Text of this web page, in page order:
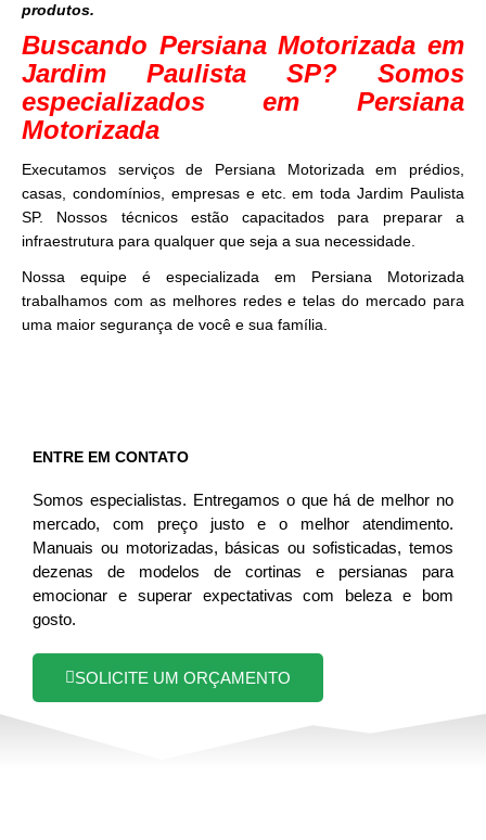
produtos.
Buscando Persiana Motorizada em
Jardim Paulista SP? Somos
especializados em Persiana
Motorizada
Executamos serviços de Persiana Motorizada em prédios,
casas, condomínios, empresas e etc. em toda Jardim Paulista
SP. Nossos técnicos estão capacitados para preparar a
infraestrutura para qualquer que seja a sua necessidade.
Nossa equipe é especializada em Persiana Motorizada
trabalhamos com as melhores redes e telas do mercado para
uma maior segurança de você e sua família.
ENTRE EM CONTATO
Somos especialistas. Entregamos o que há de melhor no
mercado, com preço justo e o melhor atendimento.
Manuais ou motorizadas, básicas ou sofisticadas, temos
dezenas de modelos de cortinas e persianas para
emocionar e superar expectativas com beleza e bom
gosto.
SOLICITE UM ORÇAMENTO